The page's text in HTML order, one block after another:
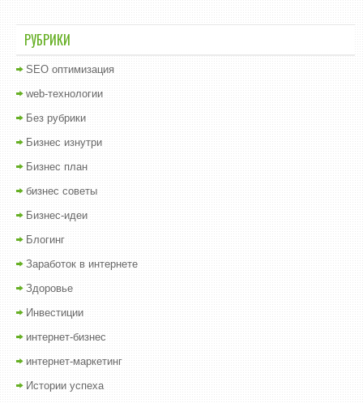
РУБРИКИ
SEO оптимизация
web-технологии
Без рубрики
Бизнес изнутри
Бизнес план
бизнес советы
Бизнес-идеи
Блогинг
Заработок в интернете
Здоровье
Инвестиции
интернет-бизнес
интернет-маркетинг
Истории успеха